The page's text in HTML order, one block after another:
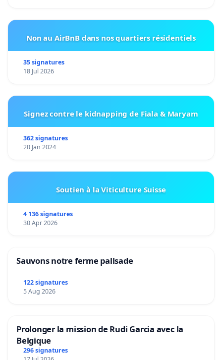
Non au AirBnB dans nos quartiers résidentiels
35 signatures
18 Jul 2026
Signez contre le kidnapping de Fiala & Maryam
362 signatures
20 Jan 2024
Soutien à la Viticulture Suisse
4 136 signatures
30 Apr 2026
Sauvons notre ferme pallsade
122 signatures
5 Aug 2026
Prolonger la mission de Rudi Garcia avec la
Belgique
296 signatures